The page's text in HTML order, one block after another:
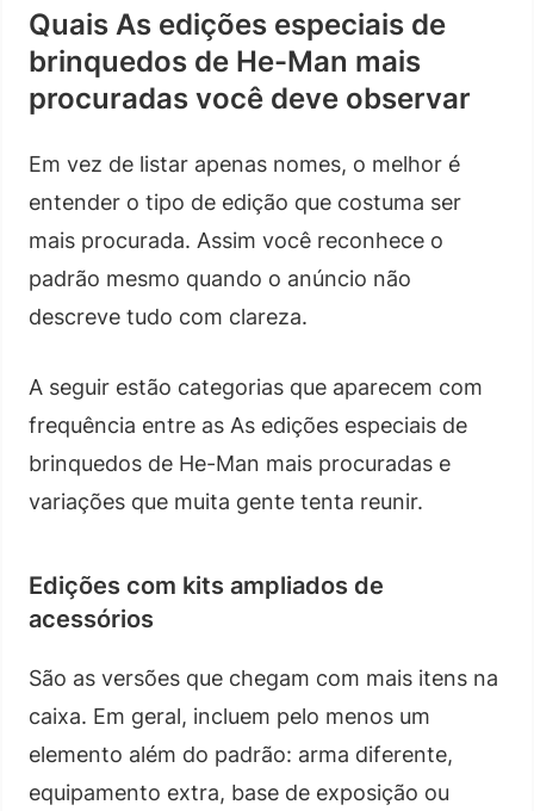
Quais As edições especiais de
brinquedos de He-Man mais
procuradas você deve observar
Em vez de listar apenas nomes, o melhor é
entender o tipo de edição que costuma ser
mais procurada. Assim você reconhece o
padrão mesmo quando o anúncio não
descreve tudo com clareza.
A seguir estão categorias que aparecem com
frequência entre as As edições especiais de
brinquedos de He-Man mais procuradas e
variações que muita gente tenta reunir.
Edições com kits ampliados de
acessórios
São as versões que chegam com mais itens na
caixa. Em geral, incluem pelo menos um
elemento além do padrão: arma diferente,
equipamento extra, base de exposição ou